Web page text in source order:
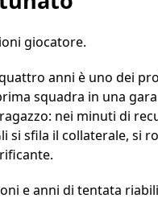
giocatore.
anni è uno dei
squadra in una
nei minuti di
si sfila il collaterale, si
e anni di tentata